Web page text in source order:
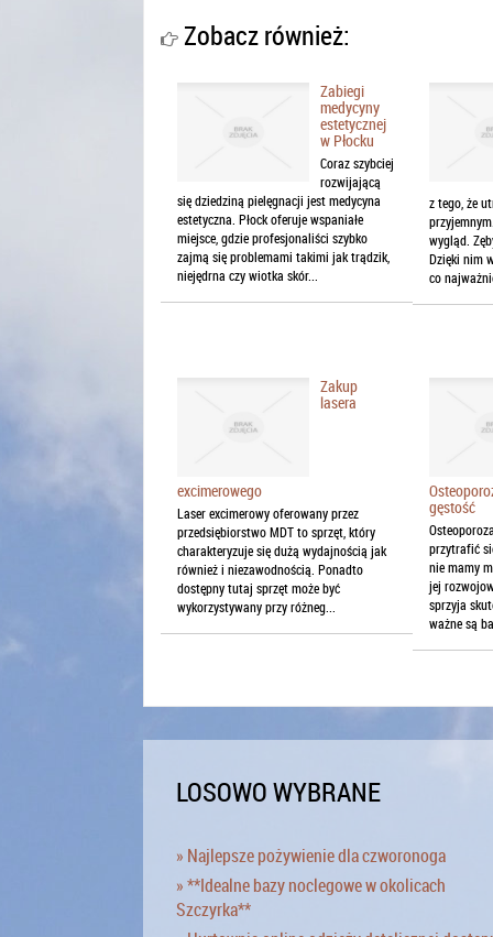
Zobacz również:
Zabiegi
medycyny
estetycznej
w Płocku
Coraz szybciej
rozwijającą
się dziedziną pielęgnacji jest medycyna
estetyczna. Płock oferuje wspaniałe
miejsce, gdzie profesjonaliści szybko
zajmą się problemami takimi jak trądzik,
niejędrna czy wiotka skór...
z tego, że
wygląd.
Dzięki nim
co
Zakup
lasera
excimerowego
Laser excimerowy oferowany przez
przedsiębiorstwo MDT to sprzęt, który
charakteryzuje się dużą wydajnością jak
również i niezawodnością. Ponadto
dostępny tutaj sprzęt może być
wykorzystywany przy różneg...
gęstość
przytrafić
nie mamy
jej
sprzyja
ważne są
LOSOWO WYBRANE
» Najlepsze pożywienie dla czworonoga
» **Idealne bazy noclegowe w okolicach
Szczyrka**